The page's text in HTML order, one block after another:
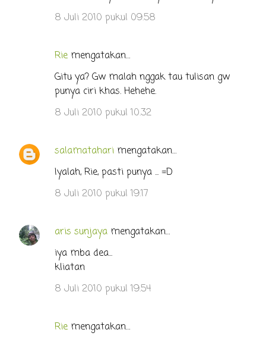
8 Juli 2010 pukul 09.58
Rie mengatakan…
Gitu ya? Gw malah nggak tau tulisan gw
punya ciri khas. Hehehe.
8 Juli 2010 pukul 10.32
salamatahari mengatakan…
Iyalah, Rie, pasti punya ... =D
8 Juli 2010 pukul 19.17
aris sunjaya mengatakan…
iya mba dea...
kliatan
8 Juli 2010 pukul 19.54
Rie mengatakan…